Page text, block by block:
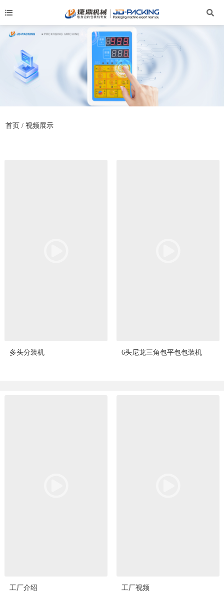
首页 / 视频展示
多头分装机 6头尼龙三角包平包包装机
工厂介绍 工厂视频